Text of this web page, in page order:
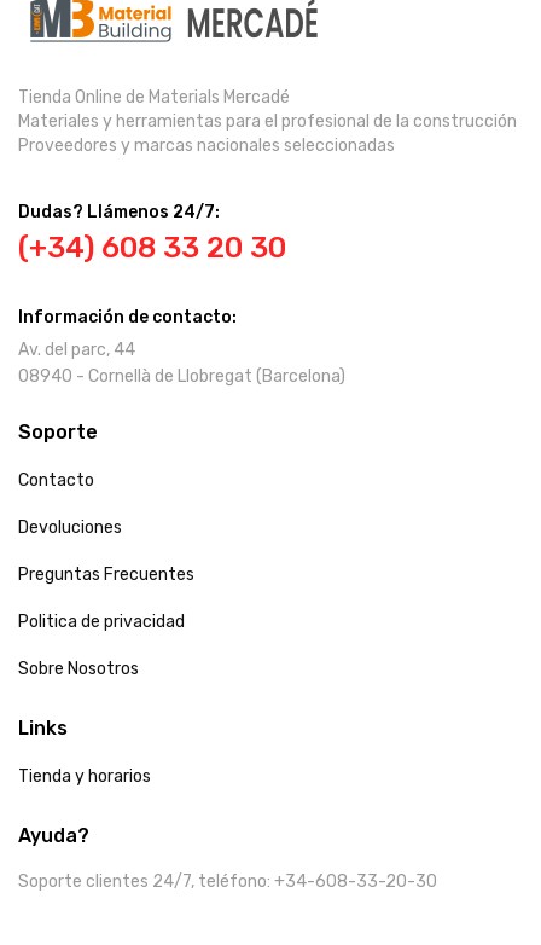
Tienda Online de Materials Mercadé
Materiales y herramientas para el profesional de la construcción
Proveedores y marcas nacionales seleccionadas
Dudas? Llámenos 24/7:
(+34) 608 33 20 30
Información de contacto:
Av. del parc, 44
08940 - Cornellà de Llobregat (Barcelona)
Soporte
Contacto
Devoluciones
Preguntas Frecuentes
Politica de privacidad
Sobre Nosotros
Links
Tienda y horarios
Ayuda?
Soporte clientes 24/7, teléfono: +34-608-33-20-30